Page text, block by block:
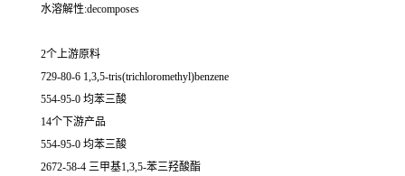
水溶解性:decomposes
2个上游原料
729-80-6 1,3,5-tris(trichloromethyl)benzene
554-95-0 均苯三酸
14个下游产品
554-95-0 均苯三酸
2672-58-4 三甲基1,3,5-苯三羟酸酯